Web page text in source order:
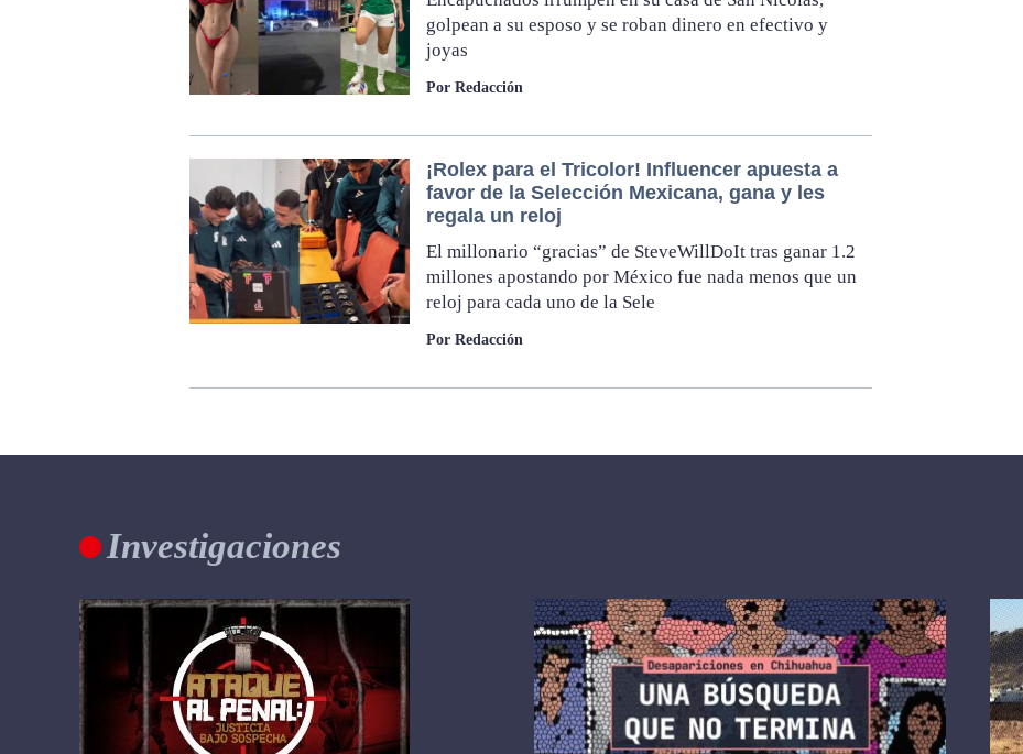
golpean a su esposo y se roban dinero en efectivo y
joyas
Por Redacción
¡Rolex para el Tricolor! Influencer apuesta a
favor de la Selección Mexicana, gana y les
regala un reloj
El millonario “gracias” de SteveWillDoIt tras ganar 1.2
millones apostando por México fue nada menos que un
reloj para cada uno de la Sele
Por Redacción
Investigaciones